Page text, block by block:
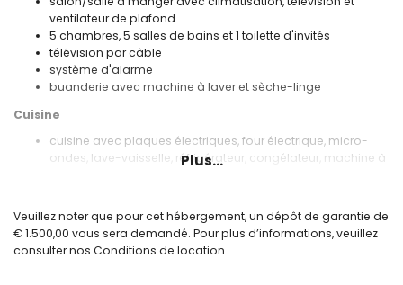
ventilateur de plafond
5 chambres, 5 salles de bains et 1 toilette d'invités
télévision par câble
système d'alarme
buanderie avec machine à laver et sèche-linge
Cuisine
cuisine avec plaques électriques, four électrique, micro-
ondes, lave-vaisselle, réfrigérateur, congélateur, machine à
chambre avec climatisation, lit king size (mesurant 200 par
180cm), télévision, ventilateur et salle de bain en suite
Plus...
Veuillez noter que pour cet hébergement, un dépôt de garantie de
€ 1.500,00 vous sera demandé. Pour plus d’informations, veuillez
consulter nos Conditions de location.